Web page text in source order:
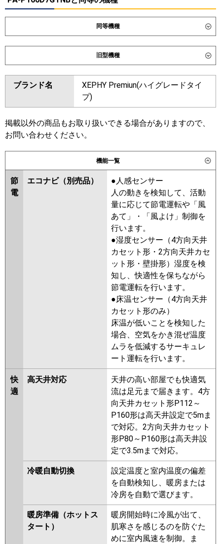
同等機種
ダイキン SSRK160DNM SSRK160DM
東芝
三菱電機 PMZT-ZRMP160F6 PMZT-
ZRMP160FF6
日立 RCIS-GP160RGHG9
三菱重工 FDTSZ1606HT6S
PA-P160D7GTNC
P160D7GTC
旧型機種
ダイキン SSRK160CM SSRK160CNM
SSRK160BYM SSRK160BYNM
SSRK160BJM
SSRK160BFNM SSRK160BFM
SSRK160BCM SSRK160BCNM
PMZT-ZRMP160FF5
ZRMP160F5
PMZT-ZRMP160F4
ZRMP160F3 PMZT-ZRMP160FF3
PMZT-ZRMP160F2 PMZT-
ZRMP160FF2
PMZT-
ZRMP160FFZ PMZT-ZRMP160FZ
PMZT-ZRMP160FFY
PMZT-
ZRMP160FY PMZT-ZRMP160FFV
PMZT-ZRMP160FV PMZT-
ZRMP160FFR
PMZT-
ZRMP160FR
RCIS-GP160RGHG8 RCIS-
GP160RGHG7 RCIS-GP160RGHG6
RCIS-GP160RGHG5 RCIS-
GP160RGHG4 RCIS-GP160RGHG3
RCIS-AP160GHG7-kobe RCIS-
AP160GHG7 RCIS-GP160RGHG2
三菱重工
FDTSZ1605HT5SA
FDTSZ1605HT5S
PA-P160D7GTB
PA-P160D7GT
PA-P160D7GTN PA-P160D6GTB
PA-P160D6GTNB PA-P160D6GT
PA-P160D6GTN
ブランド名
XEPHY Premiun(ハイグレードタイ
プ)
掲載以外の商品もお取り扱いできる場合がありますので、
お問い合わせください。
機能一覧
節
電
エコナビ（別売品）
●人感センサー
人の動きを検知して、活動
量に応じて節電運転や「風
あて」・「風よけ」制御を
行います。
●湿度センサー（4方向天井
カセット形・2方向天井カセ
ット形・壁掛形）湿度を検
知し、快適性を保ちながら
節電運転を行います。
●床温センサー（4方向天井
カセット形のみ）
床温が低いことを検知した
場合、空気をかき混ぜ温度
ムラを低減するサーキュレ
ート運転を行います。
快
適
高天井対応
天井の高い部屋でも快適気
流は足元まで届きます。4方
向天井カセット形P112～
P160形は高天井設定で5mま
で対応。2方向天井カセット
形P80～P160形は高天井設
定で3.5mまで対応。
冷暖自動切換
設定温度と室内温度の偏差
を自動検知し、暖房または
冷房を自動で選びます。
暖房準備（ホットス
タート）
暖房開始時に冷風が出て、
肌寒さを感じるのを防ぐた
めに室内風速を制御。ま